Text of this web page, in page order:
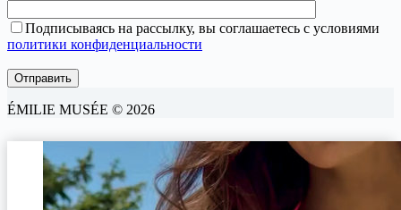
Подписываясь на рассылку, вы соглашаетесь с условиями
политики конфиденциальности
ÉMILIE MUSÉE © 2026